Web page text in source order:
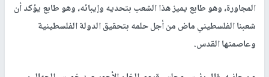
المجاورة، وهو طابع يميز هذا الشعب بتحديه وإيبائه، وهو طابع يؤكد أن
شعبنا الفلسطيني ماض من أجل حلمه بتحقيق الدولة الفلسطينية
وعاصمتها القدس.